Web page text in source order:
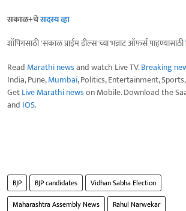
सकाळ+चेसदस्य व्हा
शॉपिंगसाठी 'सकाळ प्राईम डील्स'च्या भन्नाट ऑफर्स पाहण्यासाठी
Read Marathi newsand watch Live TV.Breaking
India, Pune,Mumbai, Politics, Entertainment,
GetLive Marathi newson Mobile. Download the
and IOS.
BJP BJP candidates
Vidhan Sabha Election
Maharashtra Assembly News
Rahul Narwekar